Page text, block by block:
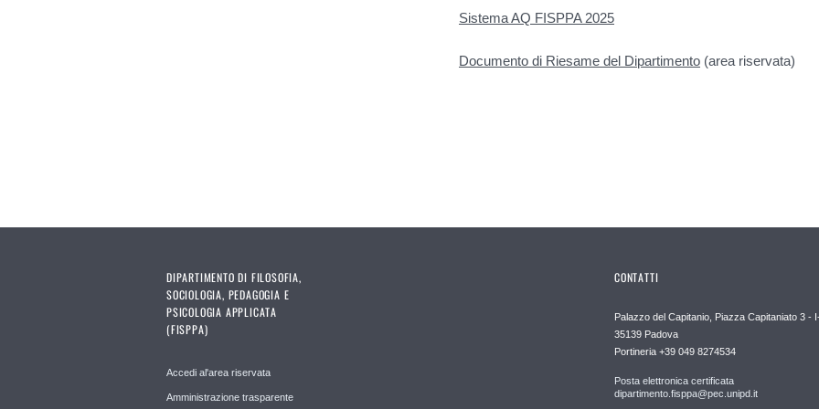
Sistema AQ FISPPA 2025
Documento di Riesame del Dipartimento (area riservata)
DIPARTIMENTO DI FILOSOFIA,
SOCIOLOGIA, PEDAGOGIA E
PSICOLOGIA APPLICATA
(FISPPA)
Accedi al'area riservata
Amministrazione trasparente
CONTATTI
Palazzo del Capitanio, Piazza Capitaniato 3 -
35139 Padova
Portineria +39 049 8274534
Posta elettronica certificata
dipartimento.fisppa@pec.unipd.it